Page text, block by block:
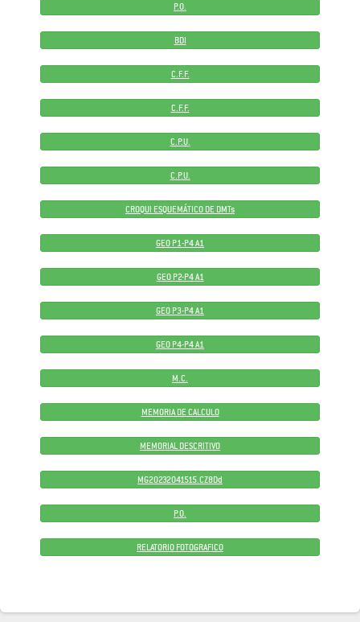
P.O.
BDI
C.F.F.
C.F.F.
C.P.U.
C.P.U.
CROQUI ESQUEMÁTICO DE DMTs
GEO P1-P4 A1
GEO P2-P4 A1
GEO P3-P4 A1
GEO P4-P4 A1
M.C.
MEMORIA DE CALCULO
MEMORIAL DESCRITIVO
MG20232041515.CZ8Dd
P.O.
RELATORIO FOTOGRAFICO